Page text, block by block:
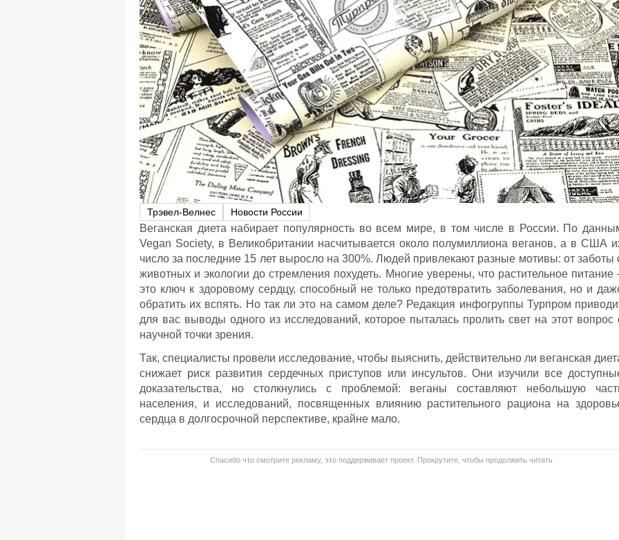
Трэвел-Велнес Новости России
Веганская диета набирает популярность во всем мире, в том числе в России. По
Vegan Society, в Великобритании насчитывается около полумиллиона веганов, а в США
число за последние 15 лет выросло на 300%. Людей привлекают разные мотивы: от заботы
животных и экологии до стремления похудеть. Многие уверены, что растительное питание
это ключ к здоровому сердцу, способный не только предотвратить заболевания, но и
обратить их вспять. Но так ли это на самом деле? Редакция инфогруппы Турпром
для вас выводы одного из исследований, которое пыталась пролить свет на этот вопрос
научной точки зрения.
Так, специалисты провели исследование, чтобы выяснить, действительно ли веганская
снижает риск развития сердечных приступов или инсультов. Они изучили все
доказательства, но столкнулись с проблемой: веганы составляют небольшую
населения, и исследований, посвященных влиянию растительного рациона на
сердца в долгосрочной перспективе, крайне мало.
Спасибо что смотрите рекламу, это поддерживает проект. Прокрутите, чтобы продолжить читать